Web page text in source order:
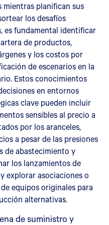
planifican sus
los desafíos
es fundamental identificar
de productos,
y los costos por
de escenarios en la
Estos conocimientos
en entornos
clave pueden incluir
sensibles al precio a
por los aranceles,
a pesar de las presiones
de abastecimiento y
los lanzamientos de
explorar asociaciones o
equipos originales para
alternativas.
de suministro y